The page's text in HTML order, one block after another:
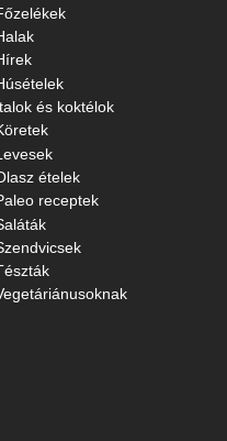
és koktélok
ételek
receptek